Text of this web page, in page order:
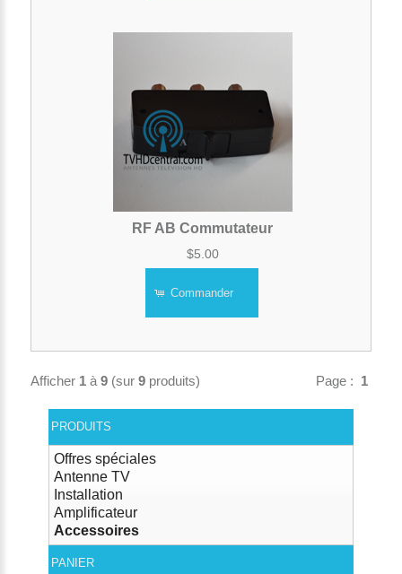
RF AB Commutateur
$5.00
Commander
Page : 1
Afficher 1à 9(sur 9produits)
PRODUITS
Offres spéciales
Antenne TV
Installation
Amplificateur
Accessoires
PANIER